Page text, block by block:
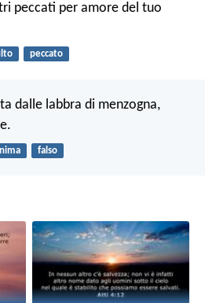
peccati per amore del tuo
peccato
dalle labbra di menzogna,
falso